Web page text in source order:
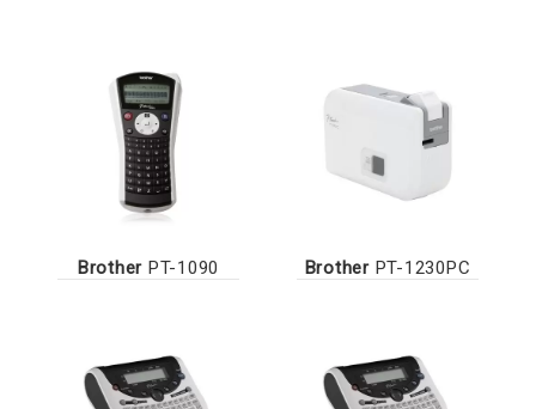
Brother PT-1090 BrotherPT-1230PC